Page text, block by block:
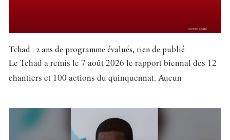
Tchad : 2 ans de programme évalués, rien de publié
Le Tchad a remis le 7 août 2026 le rapport biennal des 12
chantiers et 100 actions du quinquennat. Aucun